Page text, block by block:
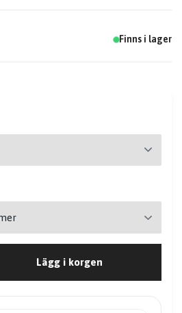
Finns i lager
Lägg i korgen